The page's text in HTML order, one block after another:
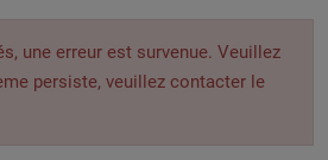
une erreur est survenue. Veuillez
persiste, veuillez contacter le